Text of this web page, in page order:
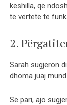
këshilla, që
të vërtetë të
2.
Sarah sugjeron
dhoma juaj
Së pari, ajo